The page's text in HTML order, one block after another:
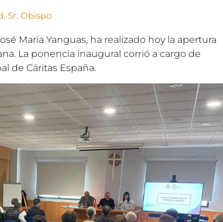
, Sr. Obispo
María Yanguas, ha realizado hoy la apertura
La ponencia inaugural corrió a cargo de
de Cáritas España.